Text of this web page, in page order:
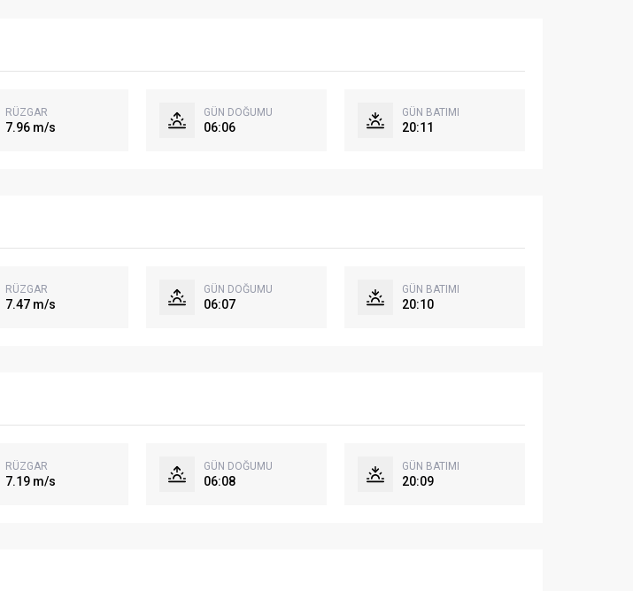
RÜZGAR
7.96 m/s
GÜN DOĞUMU
06:06
GÜN BATIMI
20:11
RÜZGAR
7.47 m/s
GÜN DOĞUMU
06:07
GÜN BATIMI
20:10
RÜZGAR
7.19 m/s
GÜN DOĞUMU
06:08
GÜN BATIMI
20:09